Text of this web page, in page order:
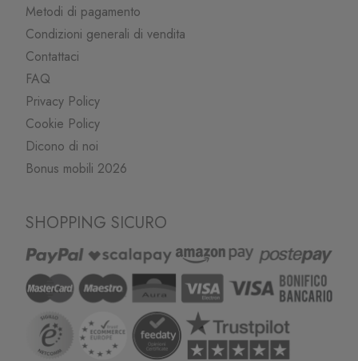
Metodi di pagamento
Condizioni generali di vendita
Contattaci
FAQ
Privacy Policy
Cookie Policy
Dicono di noi
Bonus mobili 2026
SHOPPING SICURO